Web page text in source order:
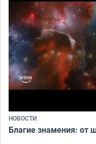
НОВОСТИ
Благие знамения: от